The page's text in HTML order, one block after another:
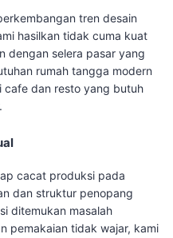
tren desain
hasilkan tidak cuma kuat
dengan selera pasar yang
rumah tangga modern
cafe dan resto yang butuh
cacat produksi pada
dan struktur penopang
ditemukan masalah
pemakaian tidak wajar, kami